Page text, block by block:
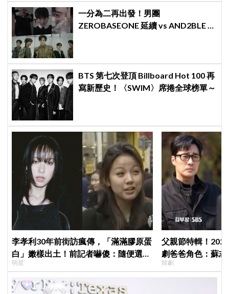
一分為二再出發！男團
ZEROBASEONE 延續 vs AND2BLE 重
BTS 第七次登頂 Billboard Hot 100 再
寫新歷史！〈SWIM〉席捲全球榜單～
李孝利30年前街訪瘋傳，「滿滿膠原蛋
白」嫩樣出土！前記者嚇傻：隨便選到
傳奇
明星
父親節特輯！
劇爸爸角色：蘇
命都可以不要
韓劇